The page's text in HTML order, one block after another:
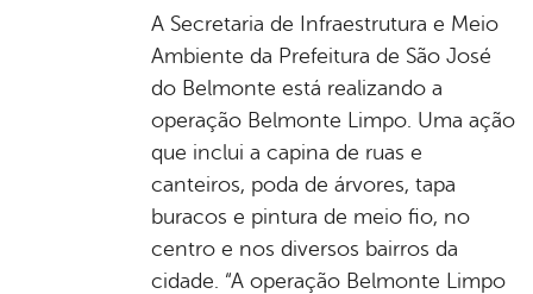
A Secretaria de Infraestrutura e Meio
Ambiente da Prefeitura de São José
do Belmonte está realizando a
operação Belmonte Limpo. Uma ação
que inclui a capina de ruas e
canteiros, poda de árvores, tapa
buracos e pintura de meio fio, no
centro e nos diversos bairros da
cidade. “A operação Belmonte Limpo